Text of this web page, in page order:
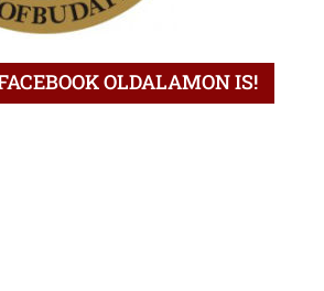
OLDALAMON IS!